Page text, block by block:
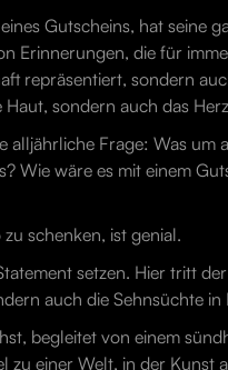
Gutscheins, hat seine
Erinnerungen, die für
repräsentiert, sondern
sondern auch das
alljährliche Frage: Was
Wie wäre es mit einem
schenken, ist genial.
setzen. Hier tritt
auch die Sehnsüchte in
begleitet von einem
zu einer Welt, in der Kunst